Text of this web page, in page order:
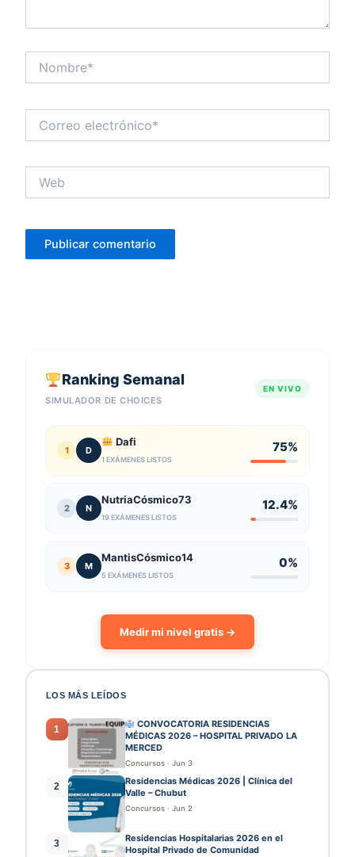
electrónico*
Ranking Semanal
SIMULADOR DE CHOICES
EN VIVO
1 D
Dafi
1 EXÁMENES LISTOS
75%
2 N
NutriaCósmico73
19 EXÁMENES LISTOS
12.4%
3 M
MantisCósmico14
5 EXÁMENES LISTOS
0%
Medir mi nivel gratis →
LOS MÁS LEÍDOS
1
CONVOCATORIA RESIDENCIAS
MÉDICAS 2026 – HOSPITAL PRIVADO LA
MERCED
Concursos · Jun 3
2
Residencias Médicas 2026 | Clínica del
Valle – Chubut
Concursos · Jun 2
3
Residencias Hospitalarias 2026 en el
Hospital Privado de Comunidad